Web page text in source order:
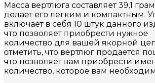
Масса вертлюга составляет 39,1
делает его легким и компактным.
включает в себя 10 штук данного
что позволяет приобрести нужное
количество для вашей якорной
отметить, что вертлюг продается
что позволяет вам приобрести
количество, которое вам